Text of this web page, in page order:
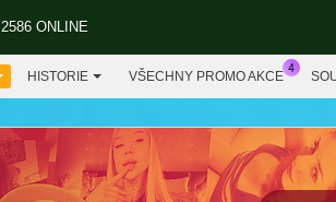
2586 ONLINE
HISTORIE VŠECHNY PROMO AKCE